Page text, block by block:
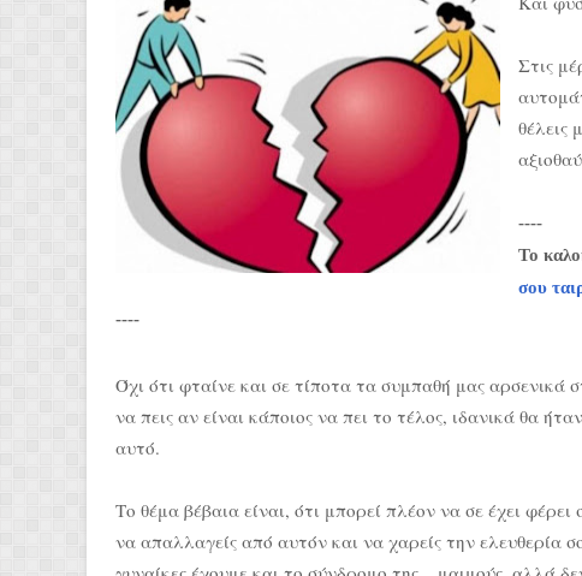
Στις
θέλεις
----
Το
σου
----
Όχι ότι φταίνε και σε τίποτα τα συμπαθή μας αρσενικά
να πεις αν είναι κάποιος να πει το τέλος, ιδανικά θα
αυτό.
Το θέμα βέβαια είναι, ότι μπορεί πλέον να σε έχει
να απαλλαγείς από αυτόν και να χαρείς την ελευθερία